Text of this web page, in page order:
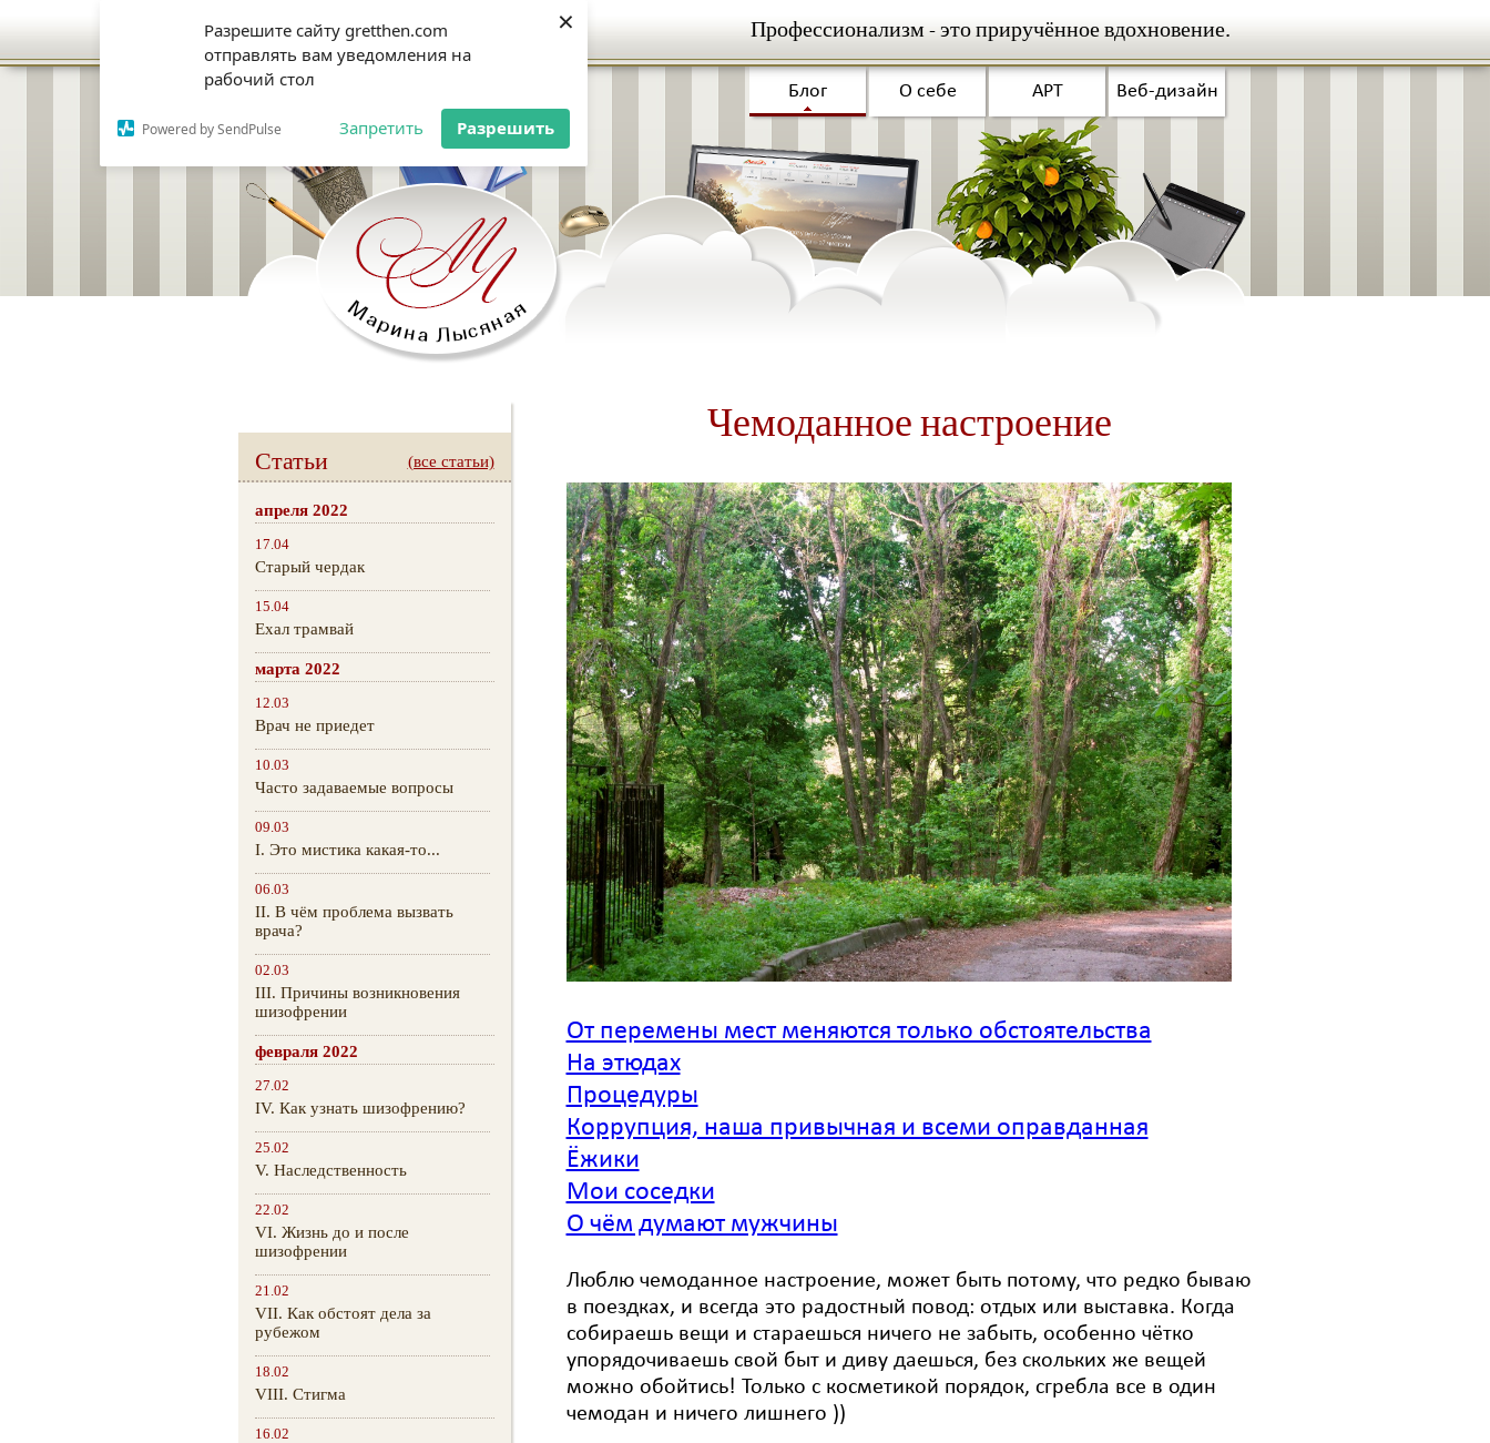
Разрешите сайту gretthen.com
отправлять вам уведомления на
рабочий стол
Powered by SendPulse Запретить Разрешить
× Профессионализм - это приручённое вдохновение.
Блог О себе АРТ Веб-дизайн
Статьи (все статьи)
апреля 2022
17.04
Старый чердак
15.04
Ехал трамвай
марта 2022
12.03
Врач не приедет
10.03
Часто задаваемые вопросы
09.03
I. Это мистика какая-то...
06.03
II. В чём проблема вызвать
врача?
02.03
III. Причины возникновения
шизофрении
февраля 2022
27.02
IV. Как узнать шизофрению?
25.02
V. Наследственность
22.02
VI. Жизнь до и после
шизофрении
21.02
VII. Как обстоят дела за
рубежом
18.02
VIII. Стигма
16.02
Чемоданное настроение
От перемены мест меняются только обстоятельства
На этюдах
Процедуры
Коррупция, наша привычная и всеми оправданная
Ёжики
Мои соседки
О чём думают мужчины
Люблю чемоданное настроение, может быть потому, что редко бываю
в поездках, и всегда это радостный повод: отдых или выставка. Когда
собираешь вещи и стараешься ничего не забыть, особенно чётко
упорядочиваешь свой быт и диву даешься, без скольких же вещей
можно обойтись! Только с косметикой порядок, сгребла все в один
чемодан и ничего лишнего ))